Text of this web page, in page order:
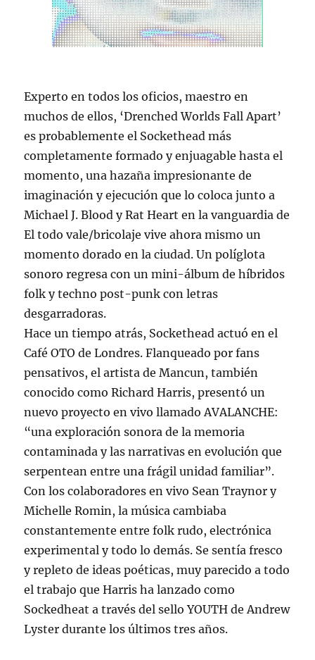
Experto en todos los oficios, maestro en
muchos de ellos, ‘Drenched Worlds Fall Apart’
es probablemente el Sockethead más
completamente formado y enjuagable hasta el
momento, una hazaña impresionante de
imaginación y ejecución que lo coloca junto a
Michael J. Blood y Rat Heart en la vanguardia de
El todo vale/bricolaje vive ahora mismo un
momento dorado en la ciudad. Un políglota
sonoro regresa con un mini-álbum de híbridos
folk y techno post-punk con letras
desgarradoras.
Hace un tiempo atrás, Sockethead actuó en el
Café OTO de Londres. Flanqueado por fans
pensativos, el artista de Mancun, también
conocido como Richard Harris, presentó un
nuevo proyecto en vivo llamado AVALANCHE:
“una exploración sonora de la memoria
contaminada y las narrativas en evolución que
serpentean entre una frágil unidad familiar”.
Con los colaboradores en vivo Sean Traynor y
Michelle Romin, la música cambiaba
constantemente entre folk rudo, electrónica
experimental y todo lo demás. Se sentía fresco
y repleto de ideas poéticas, muy parecido a todo
el trabajo que Harris ha lanzado como
Sockedheat a través del sello YOUTH de Andrew
Lyster durante los últimos tres años.